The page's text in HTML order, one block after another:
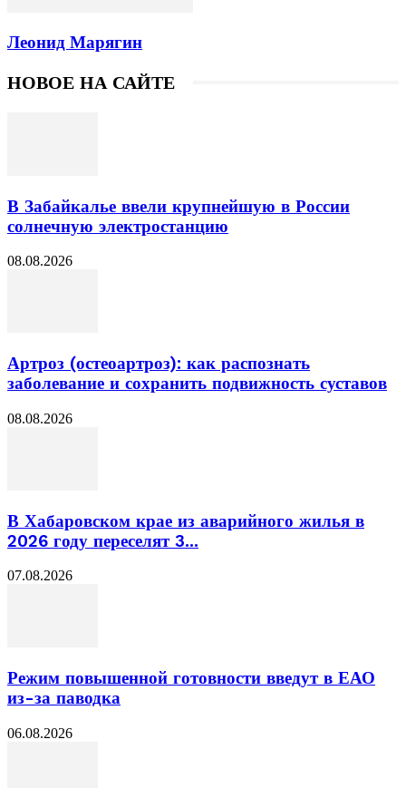
Леонид Марягин
НОВОЕ НА САЙТЕ
В Забайкалье ввели крупнейшую в России
солнечную электростанцию
08.08.2026
Артроз (остеоартроз): как распознать
заболевание и сохранить подвижность суставов
08.08.2026
В Хабаровском крае из аварийного жилья в
2026 году переселят 3...
07.08.2026
Режим повышенной готовности введут в ЕАО
из-за паводка
06.08.2026